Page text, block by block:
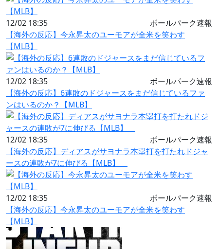
12/02 18:35
ボールパーク速報
【海外の反応】今永昇太のユーモアが全米を笑わす
【MLB】
12/02 18:35
ボールパーク速報
【海外の反応】6連敗のドジャースをまだ信じているファ
ンはいるのか？【MLB】
12/02 18:35
ボールパーク速報
【海外の反応】ディアスがサヨナラ本塁打を打たれドジャ
ースの連敗が7に伸びる【MLB】
12/02 18:35
ボールパーク速報
【海外の反応】今永昇太のユーモアが全米を笑わす
【MLB】